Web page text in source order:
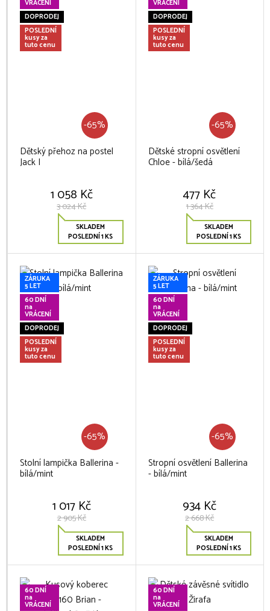
VRÁCENÍ
DOPRODEJ
POSLEDNÍ
kusy za
tuto cenu
-65%
Dětský přehoz na postel
Jack I
1 058 Kč
3 024 Kč
SKLADEM
POSLEDNÍ 1 KS
VRÁCENÍ
DOPRODEJ
POSLEDNÍ
kusy za
tuto cenu
-65%
Dětské stropní osvětlení
Chloe - bílá/šedá
477 Kč
1 364 Kč
SKLADEM
POSLEDNÍ 1 KS
ZÁRUKA
5 LET
60 DNÍ
na
VRÁCENÍ
DOPRODEJ
POSLEDNÍ
kusy za
tuto cenu
-65%
Stolní lampička Ballerina -
bílá/mint
1 017 Kč
2 905 Kč
SKLADEM
POSLEDNÍ 1 KS
ZÁRUKA
5 LET
60 DNÍ
na
VRÁCENÍ
DOPRODEJ
POSLEDNÍ
kusy za
tuto cenu
-65%
Stropní osvětlení Ballerina
- bílá/mint
934 Kč
2 668 Kč
SKLADEM
POSLEDNÍ 1 KS
60 DNÍ
na
VRÁCENÍ
60 DNÍ
na
VRÁCENÍ